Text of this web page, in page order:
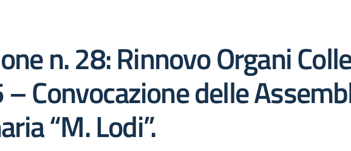
n. 28: Rinnovo Organi
Convocazione delle
“M. Lodi”.